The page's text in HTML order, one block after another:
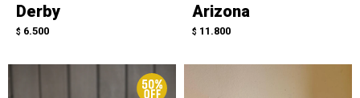
Derby
$ 6.500
Arizona
$ 11.800